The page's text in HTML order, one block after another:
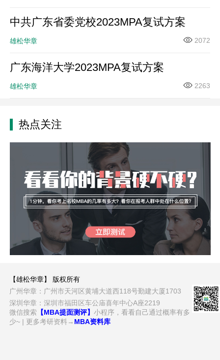
中共广东省委党校2023MPA复试方案
雄松华章 2072
广东海洋大学2023MPA复试方案
雄松华章 2263
热点关注
【雄松华章】 版权所有
广州华章：广州市天河区黄埔大道西118号勤建大厦1703
深圳华章：深圳市福田区车公庙喜年中心A座2219
微信搜索 【MBA提面测评】小程序，看看自己通过概率有多
少~ | 更多考研资料→ MBA资料库